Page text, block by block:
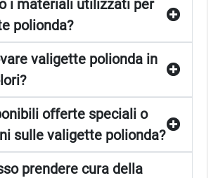
i materiali utilizzati per
polionda?
valigette polionda in
offerte speciali o
sulle valigette polionda?
prendere cura della